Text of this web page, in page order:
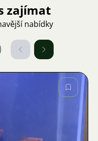
zajímat
nabídky